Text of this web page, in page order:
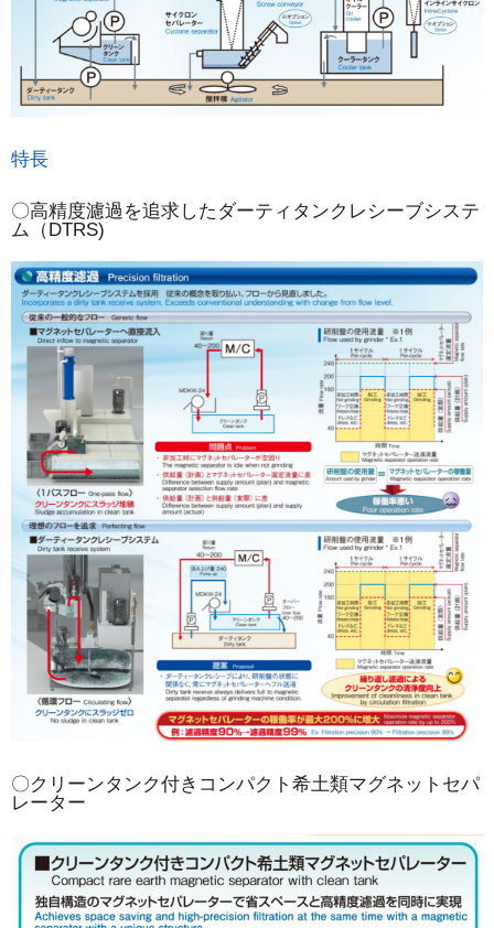
特長
〇高精度濾過を追求したダーティタンクレシーブシステ
ム（DTRS)
〇クリーンタンク付きコンパクト希土類マグネットセパ
レーター